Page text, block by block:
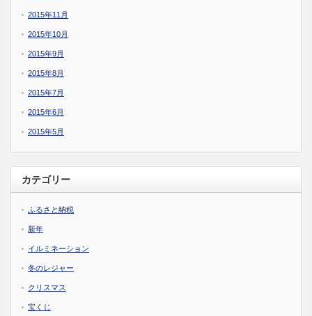
2015年11月
2015年10月
2015年9月
2015年8月
2015年7月
2015年6月
2015年5月
カテゴリー
ふるさと納税
新年
イルミネーション
冬のレジャー
クリスマス
宝くじ